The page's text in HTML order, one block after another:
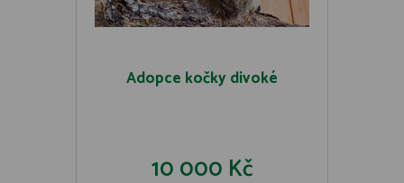
Adopce kočky divoké
10 000 Kč